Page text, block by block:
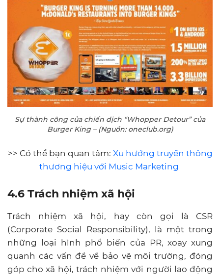
Sự thành công của chiến dịch “Whopper Detour” của
Burger King – (Nguồn: oneclub.org)
>> Có thể bạn quan tâm: Xu hướng truyền thông
thương hiệu với Music Marketing
4.6 Trách nhiệm xã hội
Trách nhiệm xã hội, hay còn gọi là CSR
(Corporate Social Responsibility), là một trong
những loại hình phổ biến của PR, xoay xung
quanh các vấn đề về bảo vệ môi trường, đóng
góp cho xã hội, trách nhiệm với người lao động